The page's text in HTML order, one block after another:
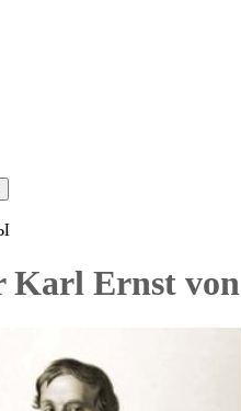
Karl Ernst von